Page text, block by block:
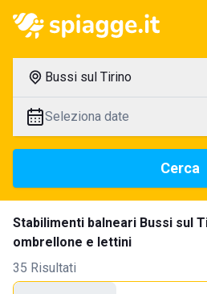
Bussi sul Tirino
Seleziona date
Cerca
Stabilimenti balneari Bussi sul
ombrellone e lettini
35 Risultati